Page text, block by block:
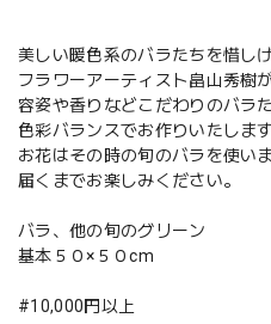
美しい暖色系のバラたちを惜し
フラワーアーティスト畠山秀樹
容姿や香りなどこだわりのバラ
色彩バランスでお作りいたします
お花はその時の旬のバラを使い
届くまでお楽しみください。
バラ、他の旬のグリーン
基本５０×５０cm
#10,000円以上